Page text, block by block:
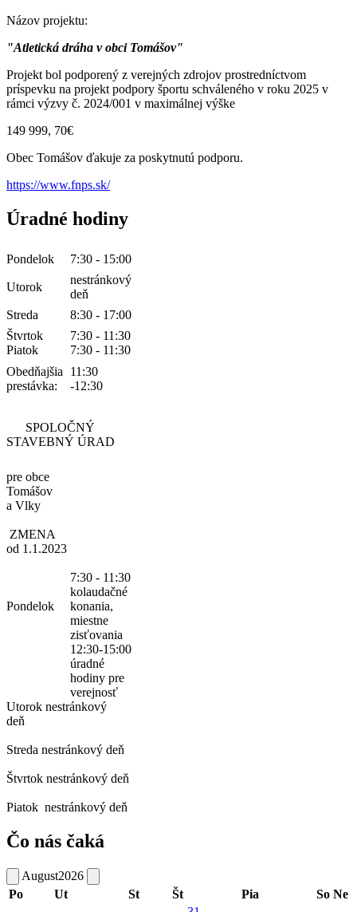
Názov projektu:
"Atletická dráha v obci Tomášov"
Projekt bol podporený z verejných zdrojov prostredníctvom
príspevku na projekt podpory športu schváleného v roku 2025 v
rámci výzvy č. 2024/001 v maximálnej výške
149 999, 70€
Obec Tomášov ďakuje za poskytnutú podporu.
https://www.fnps.sk/
Úradné hodiny
Pondelok 7:30 - 15:00
Utorok
nestránkový
deň
Streda
8:30 - 17:00
Štvrtok
7:30 - 11:30
Piatok
7:30 - 11:30
Obedňajšia
prestávka:
11:30
-12:30
SPOLOČNÝ
STAVEBNÝ ÚRAD
pre obce
Tomášov
a Vlky
ZMENA
od 1.1.2023
Pondelok
7:30 - 11:30
kolaudačné
konania,
miestne
zisťovania
12:30-15:00
úradné
hodiny pre
verejnosť
Utorok nestránkový
deň
Streda nestránkový deň
Štvrtok nestránkový deň
Piatok nestránkový deň
Čo nás čaká
August2026
Po
Ut St Št Pia So Ne